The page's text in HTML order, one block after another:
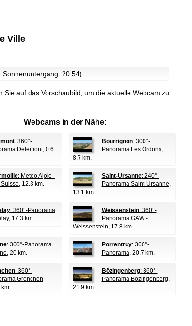
Ville
20:54)
Sie auf das Vorschaubild, um die aktuelle Webcam zu
Webcams in der Nähe:
: 360°-
Delémont, 0.6
Bourrignon: 300°-
Panorama Les Ordons,
8.7 km.
: Meteo Ajoie -
, 12.3 km.
Saint-Ursanne: 240°-
Panorama Saint-Ursanne,
13.1 km.
: 360°-Panorama
, 17.3 km.
Weissenstein: 360°-
Panorama GAW -
Weissenstein, 17.8 km.
: 360°-Panorama
, 20 km.
Porrentruy: 360°-
Panorama, 20.7 km.
: 360°-
Grenchen
km.
Bözingenberg: 360°-
Panorama Bözingenberg,
21.9 km.